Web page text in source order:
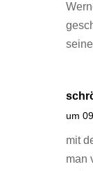
um
mit
man